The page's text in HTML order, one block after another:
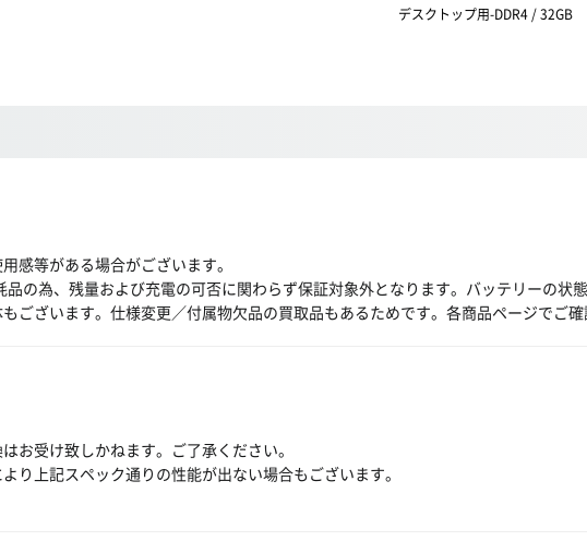
デスクトップ用-DDR4 / 32GB
感等がある場合がございます。
品の為、残量および充電の可否に関わらず保証対象外となります。バッテリーの状
ございます。仕様変更／付属物欠品の買取品もあるためです。各商品ページでご確
お受け致しかねます。ご了承ください。
り上記スペック通りの性能が出ない場合もございます。